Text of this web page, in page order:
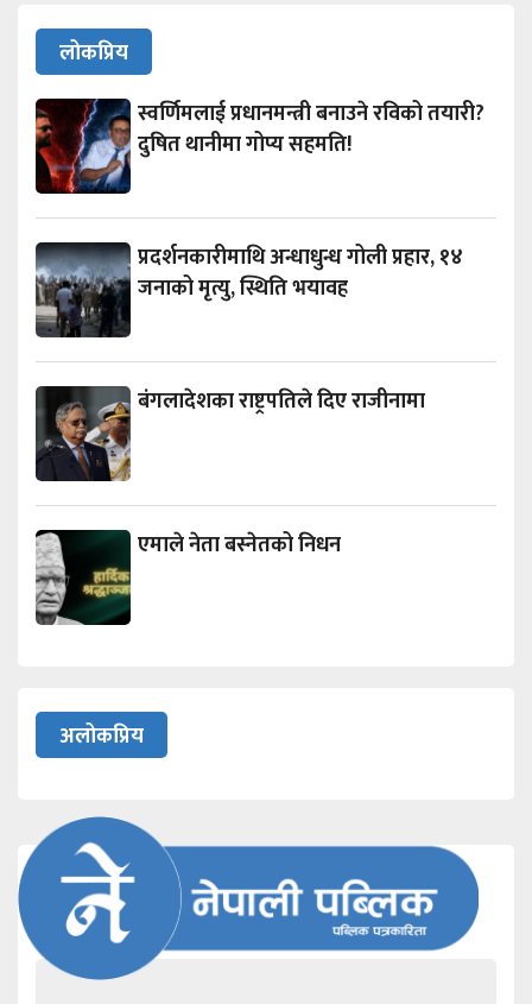
लोकप्रिय
स्वर्णिमलाई प्रधानमन्त्री बनाउने रविको तयारी?
दुषित थानीमा गोप्य सहमति!
प्रदर्शनकारीमाथि अन्धाधुन्ध गोली प्रहार, १४
जनाको मृत्यु, स्थिति भयावह
बंगलादेशका राष्ट्रपतिले दिए राजीनामा
एमाले नेता बस्नेतको निधन
अलोकप्रिय